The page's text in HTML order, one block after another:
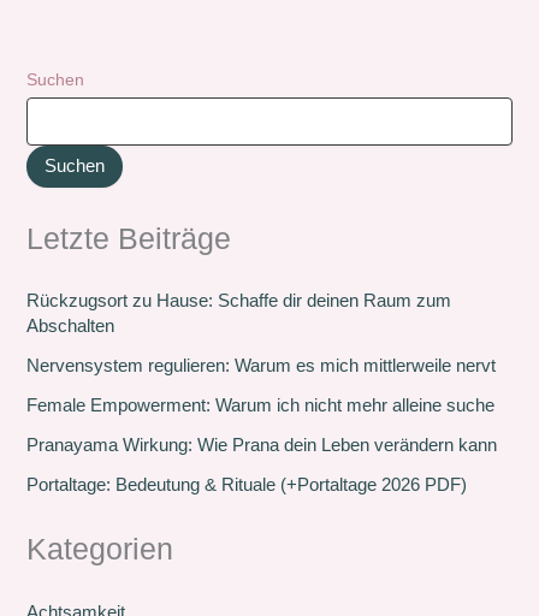
Suchen
Suchen
Letzte Beiträge
Rückzugsort zu Hause: Schaffe dir deinen Raum zum
Abschalten
Nervensystem regulieren: Warum es mich mittlerweile nervt
Female Empowerment: Warum ich nicht mehr alleine suche
Pranayama Wirkung: Wie Prana dein Leben verändern kann
Portaltage: Bedeutung & Rituale (+Portaltage 2026 PDF)
Kategorien
Achtsamkeit